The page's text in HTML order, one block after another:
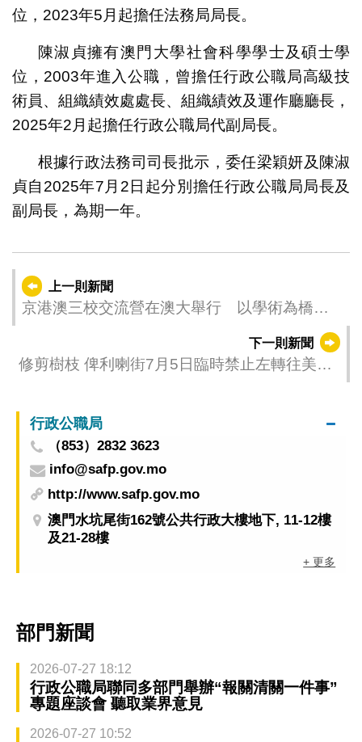
位，2023年5月起擔任法務局局長。
陳淑貞擁有澳門大學社會科學學士及碩士學
位，2003年進入公職，曾擔任行政公職局高級技
術員、組織績效處處長、組織績效及運作廳廳長，
2025年2月起擔任行政公職局代副局長。
根據行政法務司司長批示，委任梁穎妍及陳淑
貞自2025年7月2日起分別擔任行政公職局局長及
副局長，為期一年。
上一則新聞
京港澳三校交流營在澳大舉行 以學術為橋共
下一則新聞
修剪樹枝 俾利喇街7月5日臨時禁止左轉往美副
行政公職局
（853）2832 3623
info@safp.gov.mo
http://www.safp.gov.mo
澳門水坑尾街162號公共行政大樓地下, 11-12樓
及21-28樓
+ 更多
部門新聞
2026-07-27 18:12
行政公職局聯同多部門舉辦“報關清關一件事”
專題座談會 聽取業界意見
2026-07-27 10:52